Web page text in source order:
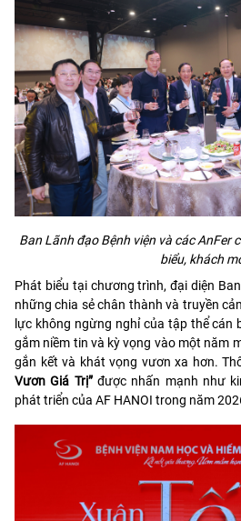
Ban Lãnh đạo Bệnh viện và các AnFer
biểu, khách
Phát biểu tại chương trình, đại diện
những chia sẻ chân thành và truyền
lực không ngừng nghỉ của tập thể cán
gắm niềm tin và kỳ vọng vào một năm
gắn kết và khát vọng vươn xa hơn.
Vươn Giá Trị”được nhấn mạnh như
phát triển của AF HANOI trong năm